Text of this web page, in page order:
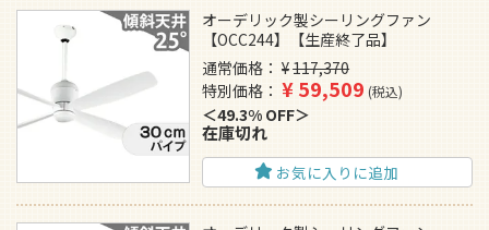
オーデリック製シーリングファン
【OCC244】【生産終了品】
通常価格
¥117,370
特別価格
¥59,509 税込
49.3% OFF
在庫切れ
お気に入りに追加